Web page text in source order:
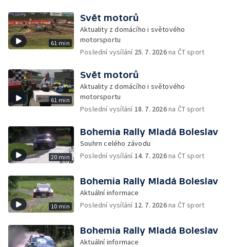
61 min
Svět motorů
Aktuality z domácího i světového
motorsportu
Poslední vysílání 25. 7. 2026na ČT sport
61 min
Svět motorů
Aktuality z domácího i světového
motorsportu
Poslední vysílání18. 7. 2026na ČT sport
20 min
Bohemia Rally Mladá Boleslav
Souhrn celého závodu
Poslední vysílání14. 7. 2026na ČT sport
10 min
Bohemia Rally Mladá Boleslav
Aktuální informace
Poslední vysílání12. 7. 2026na ČT sport
Bohemia Rally Mladá Boleslav
Aktuální informace